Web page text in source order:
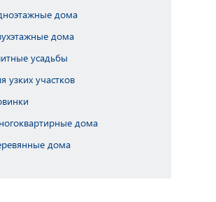
дома
дома
усадьбы
узких участков
дома
дома